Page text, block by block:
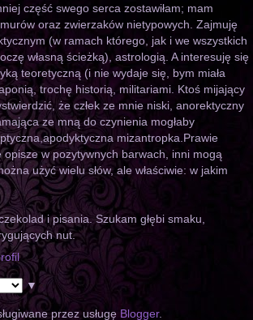
część swego serca zostawiłam; mam
oraz zwierzaków nietypowych. Zajmuję
(w ramach którego, jak i we wszystkich
własną ścieżką), astrologią. A interesuję się
teoretyczną (i nie wydaje się, bym miała
trochę historią, militariami. Ktoś mijający
że człek ze mnie niski, anorektyczny
ze mną do czynienia mogłaby
mizantropka.Prawie
w pozytywnych barwach, inni mogą
użyć wielu słów, ale właściwie: w jakim
i pisania. Szukam głębi smaku,
nut.
▼
przez usługę Blogger.